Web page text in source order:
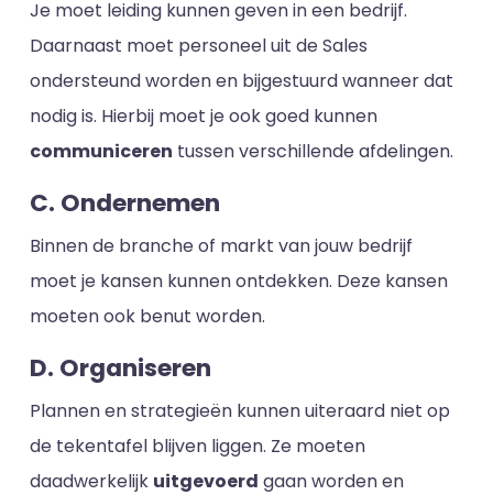
Je moet leiding kunnen geven in een bedrijf.
Daarnaast moet personeel uit de Sales
ondersteund worden en bijgestuurd wanneer dat
nodig is. Hierbij moet je ook goed kunnen
communiceren tussen verschillende afdelingen.
C. Ondernemen
Binnen de branche of markt van jouw bedrijf
moet je kansen kunnen ontdekken. Deze kansen
moeten ook benut worden.
D. Organiseren
Plannen en strategieën kunnen uiteraard niet op
de tekentafel blijven liggen. Ze moeten
daadwerkelijk uitgevoerd gaan worden en